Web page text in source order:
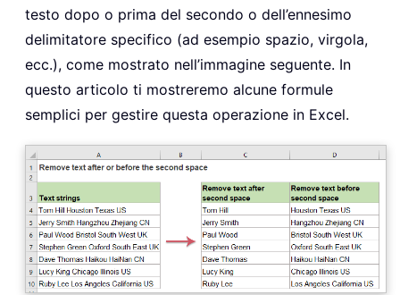
testo dopo o prima del secondo o dell’ennesimo
delimitatore specifico (ad esempio spazio, virgola,
ecc.), come mostrato nell’immagine seguente. In
questo articolo ti mostreremo alcune formule
semplici per gestire questa operazione in Excel.